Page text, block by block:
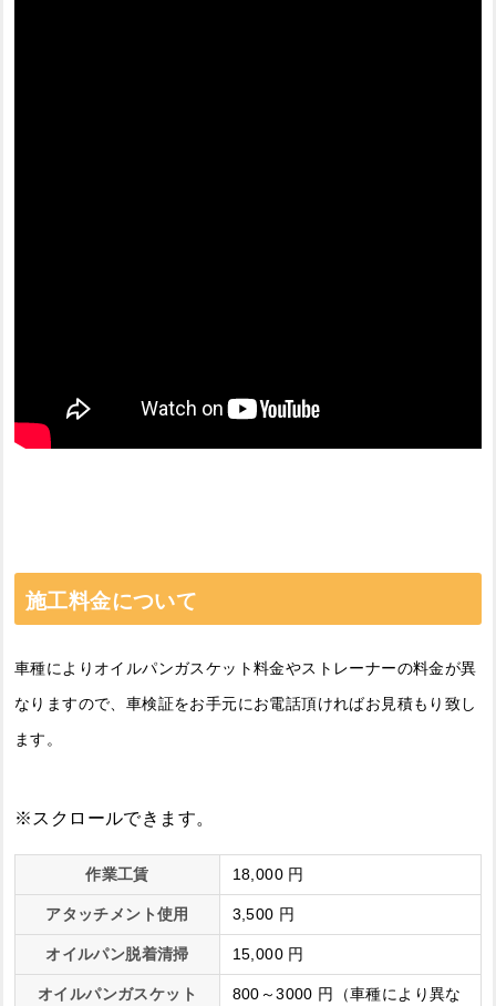
施工料金について
車種によりオイルパンガスケット料金やストレーナーの料金が異
なりますので、車検証をお手元にお電話頂ければお見積もり致し
ます。
作業工賃 18,000 円
アタッチメント使用 3,500 円
オイルパン脱着清掃 15,000 円
オイルパンガスケット 800～3000 円（車種により異な